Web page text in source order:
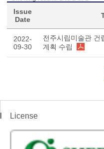
Issue
Date
2022-
09-30
전주시립미술관 건
계획 수립
License